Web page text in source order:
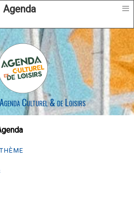
Agenda ≡
Culturel & de Loisirs